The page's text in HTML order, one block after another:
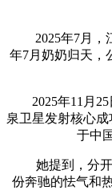
2025年7月，江
年7月奶奶归天，
2025年11月25
泉卫星发射核心
于中
她提到，分开
份奔驰的怯气和